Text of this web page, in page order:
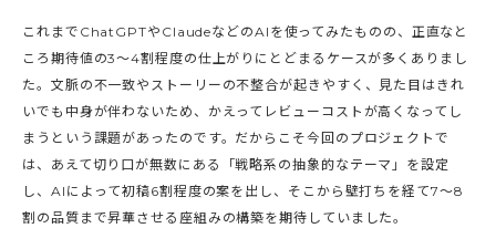
これまでChatGPTやClaudeなどのAIを使ってみたものの、正直なと
ころ期待値の3〜4割程度の仕上がりにとどまるケースが多くありまし
た。文脈の不一致やストーリーの不整合が起きやすく、見た目はきれ
いでも中身が伴わないため、かえってレビューコストが高くなってし
まうという課題があったのです。だからこそ今回のプロジェクトで
は、あえて切り口が無数にある「戦略系の抽象的なテーマ」を設定
し、AIによって初稿6割程度の案を出し、そこから壁打ちを経て7〜8
割の品質まで昇華させる座組みの構築を期待していました。